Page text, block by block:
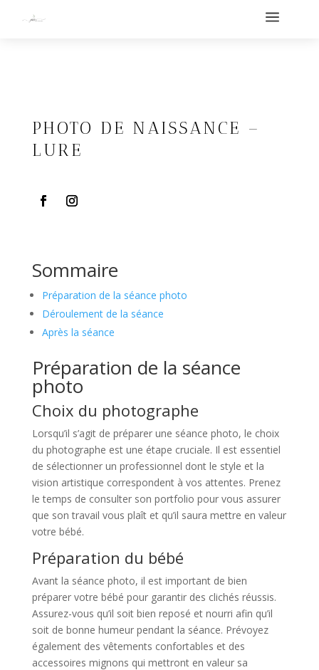
a
PHOTO DE NAISSANCE –
LURE
Sommaire
Préparation de la séance photo
Déroulement de la séance
Après la séance
Préparation de la séance
photo
Choix du photographe
Lorsqu’il s’agit de préparer une séance photo, le choix
du photographe est une étape cruciale. Il est essentiel
de sélectionner un professionnel dont le style et la
vision artistique correspondent à vos attentes. Prenez
le temps de consulter son portfolio pour vous assurer
que son travail vous plaît et qu’il saura mettre en valeur
votre bébé.
Préparation du bébé
Avant la séance photo, il est important de bien
préparer votre bébé pour garantir des clichés réussis.
Assurez-vous qu’il soit bien reposé et nourri afin qu’il
soit de bonne humeur pendant la séance. Prévoyez
également des vêtements confortables et des
accessoires mignons qui mettront en valeur sa